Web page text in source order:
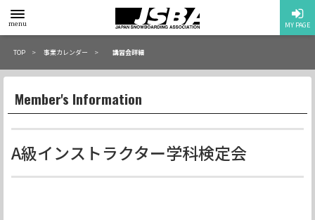
toggle
menu
menu MY PAGE
TOP 事業カレンダー 講習会詳細
Member's Information
A級インストラクター学科検定会